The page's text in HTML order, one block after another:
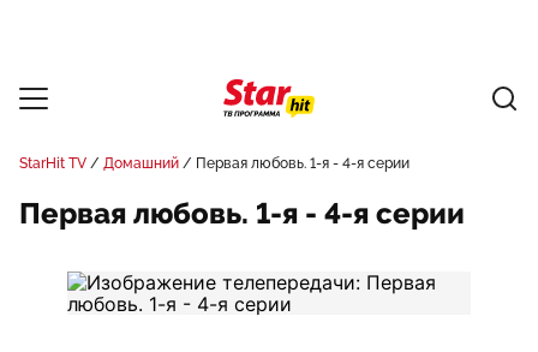
StarHit TV Домашний Первая любовь. 1-я - 4-я серии
Первая любовь. 1-я - 4-я серии